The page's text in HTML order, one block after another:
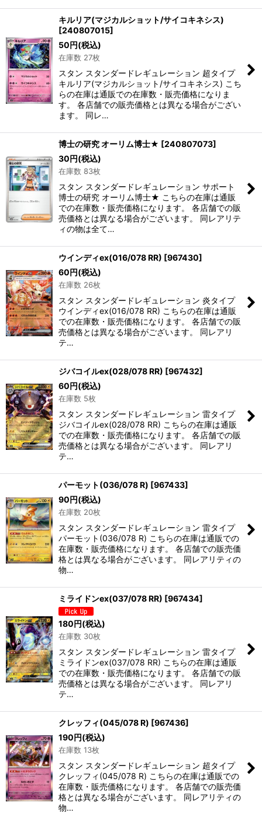
キルリア(マジカルショット/サイコキネシス)
[240807015]
50円(税込)
在庫数 27枚
スタン スタンダードレギュレーション 超タイプ
キルリア(マジカルショット/サイコキネシス) こち
らの在庫は通販での在庫数・販売価格になりま
す。 各店舗での販売価格とは異なる場合がござい
ます。 同レ…
博士の研究 オーリム博士★ [240807073]
30円(税込)
在庫数 83枚
スタン スタンダードレギュレーション サポート
博士の研究 オーリム博士★ こちらの在庫は通販
での在庫数・販売価格になります。 各店舗での販
売価格とは異なる場合がございます。 同レアリテ
ィの物は全て…
ウインディex(016/078 RR) [967430]
60円(税込)
在庫数 26枚
スタン スタンダードレギュレーション 炎タイプ
ウインディex(016/078 RR) こちらの在庫は通販
での在庫数・販売価格になります。 各店舗での販
売価格とは異なる場合がございます。 同レアリ
テ…
ジバコイルex(028/078 RR) [967432]
60円(税込)
在庫数 5枚
スタン スタンダードレギュレーション 雷タイプ
ジバコイルex(028/078 RR) こちらの在庫は通販
での在庫数・販売価格になります。 各店舗での販
売価格とは異なる場合がございます。 同レアリ
テ…
パーモット(036/078 R) [967433]
90円(税込)
在庫数 20枚
スタン スタンダードレギュレーション 雷タイプ
パーモット(036/078 R) こちらの在庫は通販での
在庫数・販売価格になります。 各店舗での販売価
格とは異なる場合がございます。 同レアリティの
物…
ミライドンex(037/078 RR) [967434]
180円(税込)
在庫数 30枚
スタン スタンダードレギュレーション 雷タイプ
ミライドンex(037/078 RR) こちらの在庫は通販
での在庫数・販売価格になります。 各店舗での販
売価格とは異なる場合がございます。 同レアリ
テ…
クレッフィ(045/078 R) [967436]
190円(税込)
在庫数 13枚
スタン スタンダードレギュレーション 超タイプ
クレッフィ(045/078 R) こちらの在庫は通販での
在庫数・販売価格になります。 各店舗での販売価
格とは異なる場合がございます。 同レアリティの
物…